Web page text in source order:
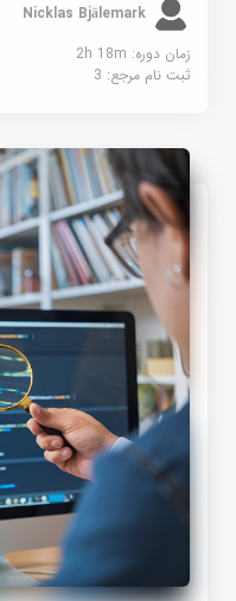
Nicklas Bjälemark
زمان دوره: 2h 18m
ثبت نام مرجع:3